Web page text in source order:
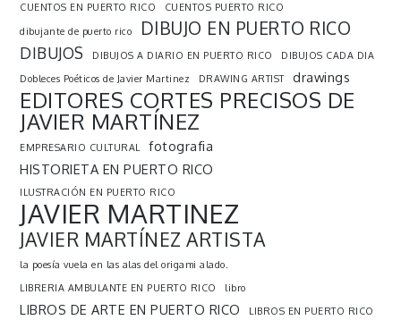
CUENTOS EN PUERTO RICO
CUENTOS PUERTO RICO
dibujante de puerto rico
DIBUJO EN PUERTO RICO
DIBUJOS DIBUJOS A DIARIO EN PUERTO RICO
DIBUJOS CADA DIA
Dobleces Poéticos de Javier Martinez
DRAWING ARTIST drawings
EDITORES CORTES PRECISOS DE
JAVIER MARTÍNEZ
EMPRESARIO CULTURAL
fotografia
HISTORIETA EN PUERTO RICO
ILUSTRACIÓN EN PUERTO RICO
JAVIER MARTINEZ
JAVIER MARTÍNEZ ARTISTA
la poesía vuela en las alas del origami alado.
LIBRERIA AMBULANTE EN PUERTO RICO
libro
LIBROS DE ARTE EN PUERTO RICO
LIBROS EN PUERTO RICO